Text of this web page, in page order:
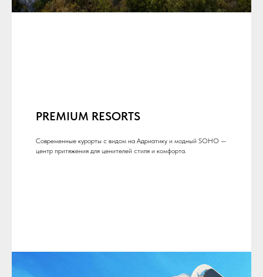
PREMIUM RESORTS
Современные курорты с видом на Адриатику и модный SOHO —
центр притяжения для ценителей стиля и комфорта.